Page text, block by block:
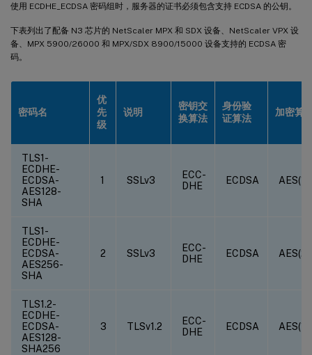
使用 ECDHE_ECDSA 密码组时，服务器的证书必须包含支持 ECDSA 的公钥。
下表列出了配备 N3 芯片的 NetScaler MPX 和 SDX 设备、NetScaler VPX 设
备、MPX 5900/26000 和 MPX/SDX 8900/15000 设备支持的 ECDSA 密
码。
密码名
优
先
级
说明
密钥交
换算法
身份验
证算法
加密算
TLS1-
ECDHE-
ECDSA-
AES128-
SHA
1 SSLv3
ECC-
DHE
ECDSA
TLS1-
ECDHE-
ECDSA-
AES256-
SHA
2 SSLv3
ECC-
DHE
ECDSA
TLS1.2-
ECDHE-
ECDSA-
AES128-
SHA256
3 TLSv1.2
ECC-
DHE
ECDSA